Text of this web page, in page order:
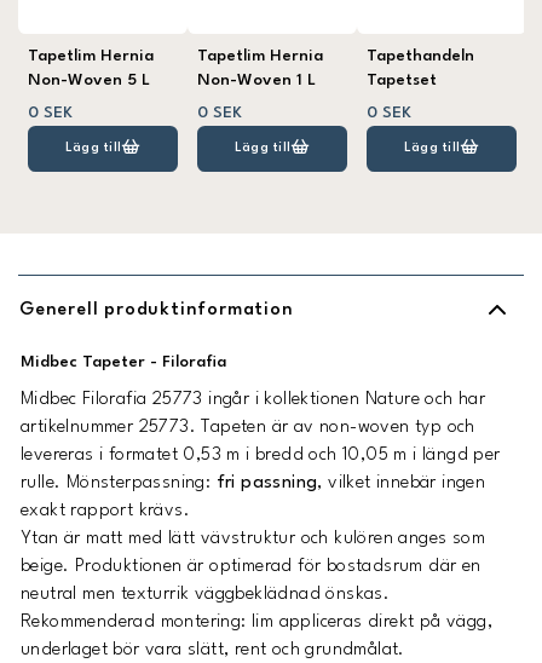
Tapetlim Hernia
Non-Woven 5 L
0 SEK
Lägg till
Tapetlim Hernia
Non-Woven 1 L
0 SEK
Lägg till
Tapethandeln
Tapetset
0 SEK
Lägg till
Generell produktinformation
Midbec Tapeter - Filorafia
Midbec Filorafia 25773 ingår i kollektionen Nature och har
artikelnummer 25773. Tapeten är av non-woven typ och
levereras i formatet 0,53 m i bredd och 10,05 m i längd per
rulle. Mönsterpassning: fri passning, vilket innebär ingen
exakt rapport krävs.
Ytan är matt med lätt vävstruktur och kulören anges som
beige. Produktionen är optimerad för bostadsrum där en
neutral men texturrik väggbeklädnad önskas.
Rekommenderad montering: lim appliceras direkt på vägg,
underlaget bör vara slätt, rent och grundmålat.